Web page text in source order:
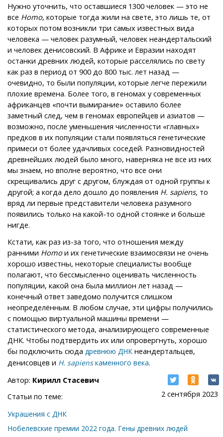
Нужно уточнить, что оставшиеся 1300 человек — это не
все Homo, которые тогда жили на свете, это лишь те, от
которых потом возникли три самых известных вида
человека — человек разумный, человек неандертальский
и человек денисовский. В Африке и Евразии находят
останки древних людей, которые расселялись по свету
как раз в период от 900 до 800 тыс. лет назад —
очевидно, то были популяции, которые легче пережили
плохие времена. Более того, в геномах у современных
африканцев «почти вымирание» оставило более
заметный след, чем в геномах европейцев и азиатов —
возможно, после уменьшения численности «главных»
предков в их популяции стали появляться генетические
примеси от более удачливых соседей. Разновидностей
древнейших людей было много, наверняка не все из них
мы знаем, но вполне вероятно, что все они
скрещивались друг с другом, блуждая от одной группы к
другой; а когда дело дошло до появления H. sapiens, то
вряд ли первые представители человека разумного
появились только на какой-то одной стоянке и больше
нигде.
Кстати, как раз из-за того, что отношения между
ранними Homoи их генетические взаимосвязи не очень
хорошо известны, некоторые специалисты вообще
полагают, что бессмысленно оценивать численность
популяции, какой она была миллион лет назад —
конечный ответ заведомо получится слишком
неопределённым. В любом случае, эти цифры получились
с помощью виртуальной машины времени —
статистического метода, анализирующего современные
ДНК. Чтобы подтвердить их или опровергнуть, хорошо
бы подключить сюда древнюю ДНК неандертальцев,
денисовцев и H. sapiensкаменного века.
2 сентября 2023
Автор: Кирилл Стасевич
Статьи по теме:
Украшения с ДНК
Нобелевские премии 2022 года. Гены древних людей